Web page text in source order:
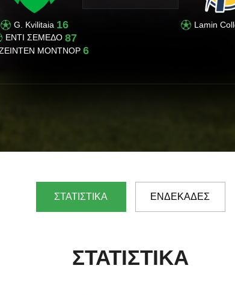
G. Kvilitaia 16
ΕΝΤΙ ΣΕΜΕΔΟ 87
ΜOΝΤΝΟΡ 6
Lamin
ΣΤΑΤΙΣΤΙΚΑ ΕΝΔΕΚΑΔΕΣ
ΣΤΑΤΙΣΤΙΚΑ